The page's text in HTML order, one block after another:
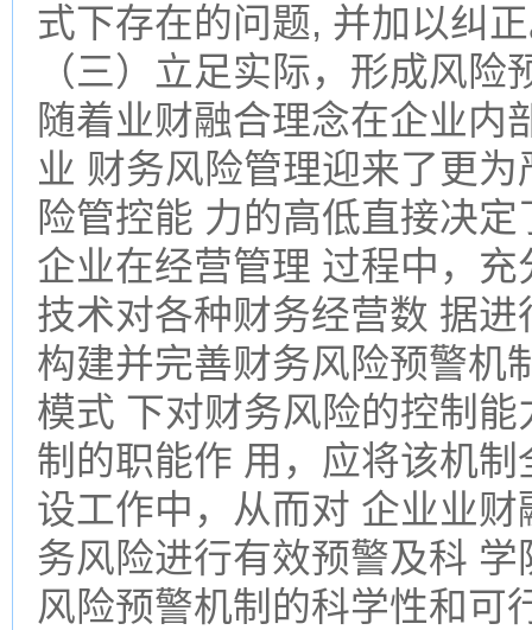
式下存在的问题, 并加以纠
（三）立足实际，形成风险
随着业财融合理念在企业内
业 财务风险管理迎来了更
险管控能 力的高低直接决
企业在经营管理 过程中，
技术对各种财务经营数 据
构建并完善财务风险预警机
模式 下对财务风险的控制
制的职能作 用，应将该机
设工作中，从而对 企业业
务风险进行有效预警及科
风险预警机制的科学性和可